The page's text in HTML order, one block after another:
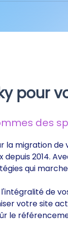
pour
des
la migration
2014.
qui
de
votre site
le